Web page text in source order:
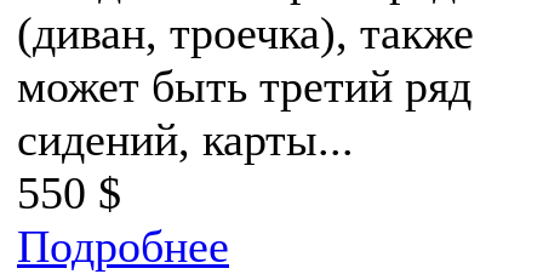
(диван, троечка), также
может быть третий ряд
сидений, карты...
550 $
Подробнее